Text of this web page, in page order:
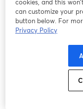
cookies, and this
can customize your
button below. For
Privacy Policy